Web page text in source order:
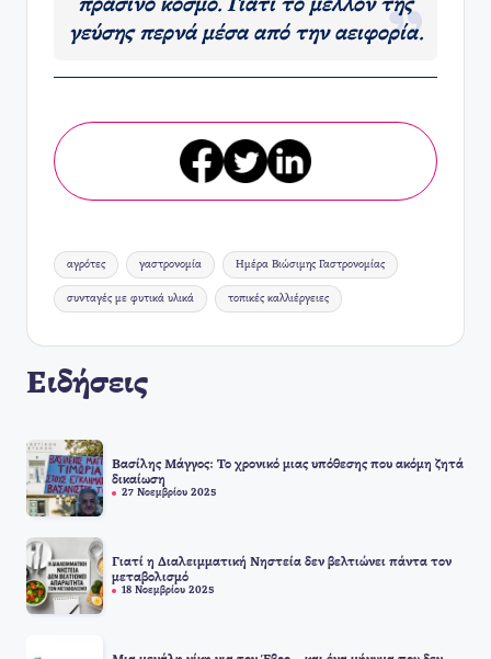
πράσινο κόσμο. Γιατί το μέλλον της
γεύσης περνά μέσα από την αειφορία.
Ετικέτες:
αγρότες γαστρονομία Ημέρα Βιώσιμης Γαστρονομίας
συνταγές με φυτικά υλικά τοπικές καλλιέργειες
Ειδήσεις
Βασίλης Μάγγος: Το χρονικό μιας υπόθεσης που ακόμη ζητά
δικαίωση
27 Νοεμβρίου 2025
Γιατί η Διαλειμματική Νηστεία δεν βελτιώνει πάντα τον
μεταβολισμό
18 Νοεμβρίου 2025